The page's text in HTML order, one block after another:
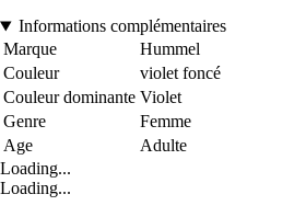
Informations complémentaires
Marque
Hummel
Couleur
violet foncé
Couleur dominante Violet
Genre
Femme
Age
Adulte
Loading...
Loading...